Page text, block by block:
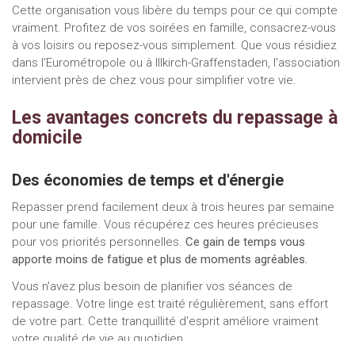
Cette organisation vous libère du temps pour ce qui compte
vraiment. Profitez de vos soirées en famille, consacrez-vous
à vos loisirs ou reposez-vous simplement. Que vous résidiez
dans l'Eurométropole ou à Illkirch-Graffenstaden, l'association
intervient près de chez vous pour simplifier votre vie.
Les avantages concrets du repassage à
domicile
Des économies de temps et d'énergie
Repasser prend facilement deux à trois heures par semaine
pour une famille. Vous récupérez ces heures précieuses
pour vos priorités personnelles. Ce gain de temps vous
apporte moins de fatigue et plus de moments agréables.
Vous n'avez plus besoin de planifier vos séances de
repassage. Votre linge est traité régulièrement, sans effort
de votre part. Cette tranquillité d'esprit améliore vraiment